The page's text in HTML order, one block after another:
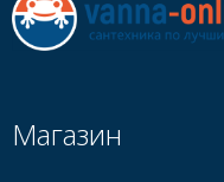
Магазин